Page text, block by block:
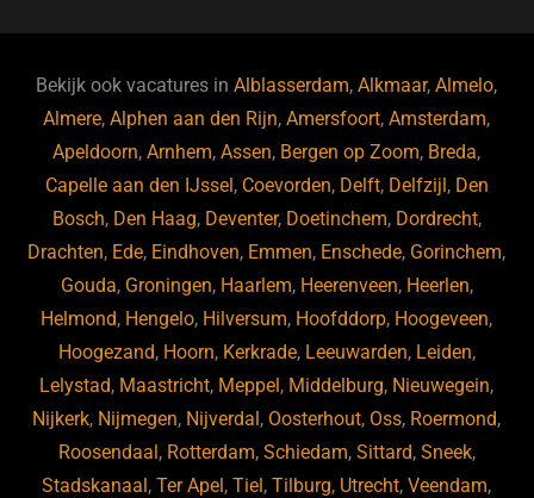
b
o
o
k
ky dI
n
Bekijk ook vacatures inAlblasserdam,Alkmaar,Almelo,
Almere,Alphen aan den Rijn,Amersfoort,Amsterdam,
Apeldoorn,Arnhem,Assen, Bergen op Zoom, Breda,
Capelle aan den IJssel , Coevorden, Delft, Delfzijl , Den
Bosch, Den Haag, Deventer, Doetinchem, Dordrecht,
Drachten, Ede, Eindhoven, Emmen, Enschede, Gorinchem,
Gouda, Groningen, Haarlem, Heerenveen, Heerlen,
Helmond, Hengelo, Hilversum, Hoofddorp, Hoogeveen,
Hoogezand, Hoorn, Kerkrade, Leeuwarden, Leiden,
Lelystad, Maastricht, Meppel , Middelburg, Nieuwegein,
Nijkerk, Nijmegen, Nijverdal , Oosterhout, Oss, Roermond,
Roosendaal , Rotterdam, Schiedam, Sittard, Sneek,
Stadskanaal ,Ter Apel ,Tiel ,Tilburg, Utrecht,Veendam,